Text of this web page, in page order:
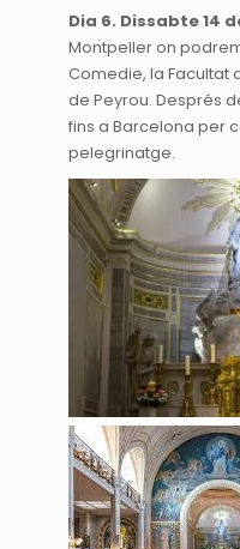
Dia 6. Dissabte 14
Montpeller on
Comedie, la Facultat
de Peyrou. Després
fins a Barcelona per
pelegrinatge.